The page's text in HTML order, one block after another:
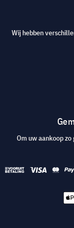
Wij hebben
Om uw aankoop